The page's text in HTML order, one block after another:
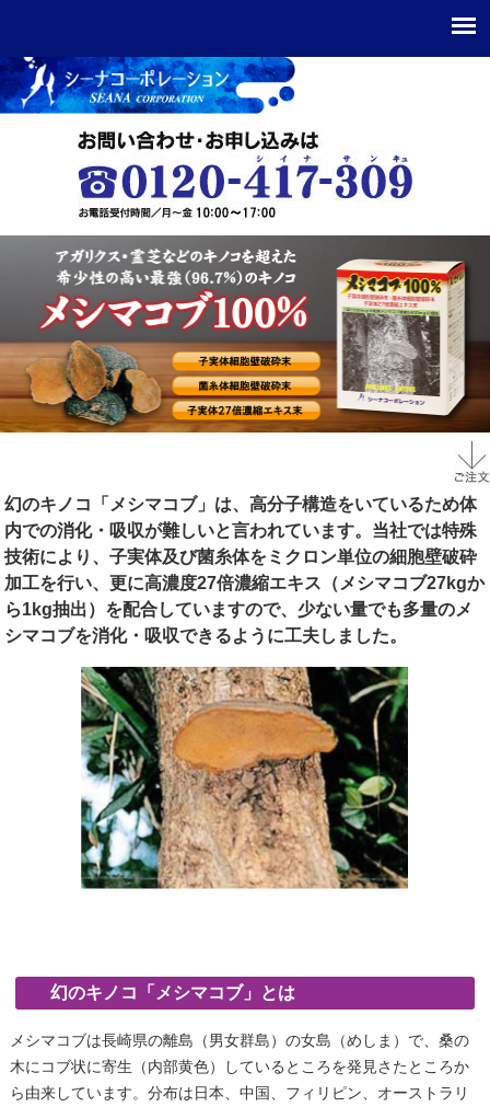
幻のキノコ「メシマコブ」は、高分子構造をいているため体
内での消化・吸収が難しいと言われています。当社では特殊
技術により、子実体及び菌糸体をミクロン単位の細胞壁破砕
加工を行い、更に高濃度27倍濃縮エキス（メシマコブ27kgか
ら1kg抽出）を配合していますので、少ない量でも多量のメ
シマコブを消化・吸収できるように工夫しました。
幻のキノコ「メシマコブ」とは
メシマコブは長崎県の離島（男女群島）の女島（めしま）で、桑の
木にコブ状に寄生（内部黄色）しているところを発見さたところか
ら由来しています。分布は日本、中国、フィリピン、オーストラリ